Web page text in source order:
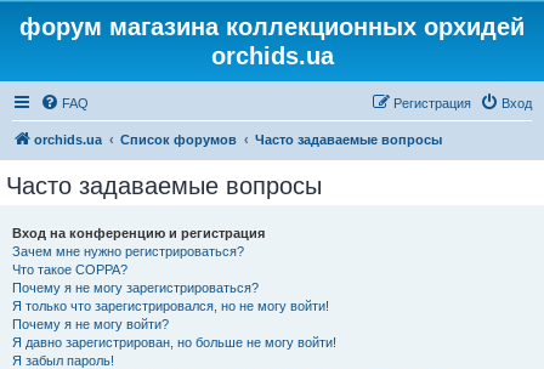
форум магазина коллекционных орхидей
orchids.ua
FAQ Вход
Регистрация
orchids.ua Список форумов Часто задаваемые вопросы
Часто задаваемые вопросы
Вход на конференцию и регистрация
Зачем мне нужно регистрироваться?
Что такое COPPA?
Почему я не могу зарегистрироваться?
Я только что зарегистрировался, но не могу войти!
Почему я не могу войти?
Я давно зарегистрирован, но больше не могу войти!
Я забыл пароль!